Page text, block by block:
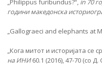
„Philippus furibundus?“, in 70
години македонска
„Gallograeci and elephants at
„Кога митот и историјата се
на ИНИ60.1 (2016), 47-70 (со Д.